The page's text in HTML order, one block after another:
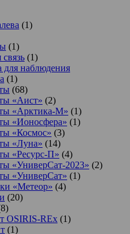
(1)
(1)
(1)
для наблюдения
(1)
(68)
«Аист» (2)
«Арктика-М» (1)
«Ионосфера» (1)
«Космос» (3)
«Луна» (14)
«Ресурс-П» (4)
«УниверСат-2023» (2)
«УниверСат» (1)
«Метеор» (4)
(20)
OSIRIS-REx (1)
(1)